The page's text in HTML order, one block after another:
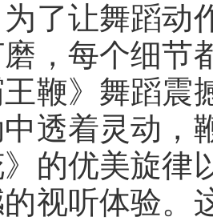
让舞蹈动作
磨，每个细节
王鞭》舞蹈震
中透着灵动，
的优美旋律
的视听体验。